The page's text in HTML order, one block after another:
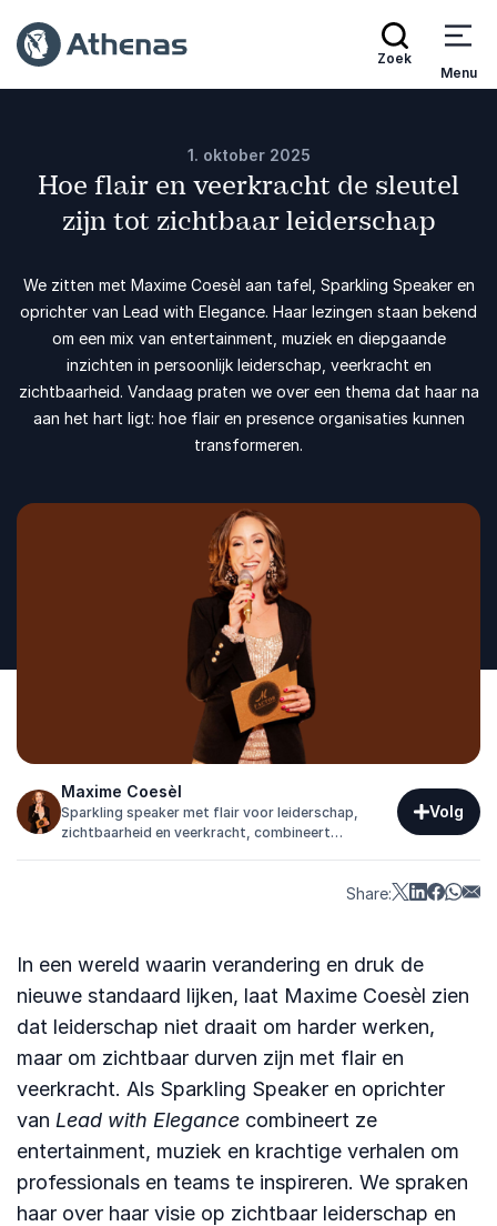
Zoek
Menu
1. oktober 2025
Hoe flair en veerkracht de sleutel
zijn tot zichtbaar leiderschap
We zitten met Maxime Coesèl aan tafel, Sparkling Speaker en
oprichter van Lead with Elegance. Haar lezingen staan bekend
om een mix van entertainment, muziek en diepgaande
inzichten in persoonlijk leiderschap, veerkracht en
zichtbaarheid. Vandaag praten we over een thema dat haar na
aan het hart ligt: hoe flair en presence organisaties kunnen
transformeren.
Maxime Coesèl
Sparkling speaker met flair voor leiderschap,
zichtbaarheid en veerkracht, combineert
Volg
Share:
In een wereld waarin verandering en druk de
nieuwe standaard lijken, laat Maxime Coesèl zien
dat leiderschap niet draait om harder werken,
maar om zichtbaar durven zijn met flair en
veerkracht. Als Sparkling Speaker en oprichter
van Lead with Elegance combineert ze
entertainment, muziek en krachtige verhalen om
professionals en teams te inspireren. We spraken
haar over haar visie op zichtbaar leiderschap en